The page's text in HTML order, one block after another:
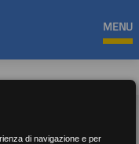
MENU
di navigazione e per